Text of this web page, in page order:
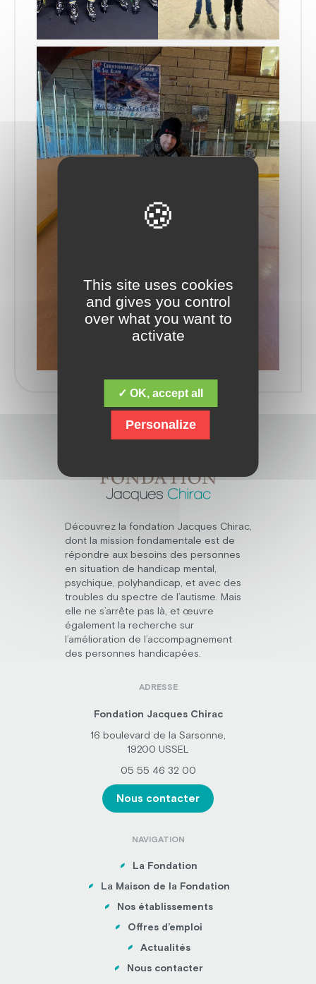
Découvrez la fondation Jacques Chirac,
dont la mission fondamentale est de
répondre aux besoins des personnes
en situation de handicap mental,
psychique, polyhandicap, et avec des
troubles du spectre de l’autisme. Mais
elle ne s’arrête pas là, et œuvre
également la recherche sur
l’amélioration de l’accompagnement
des personnes handicapées.
ADRESSE
Fondation Jacques Chirac
16 boulevard de la Sarsonne,
19200 USSEL
05 55 46 32 00
Nous contacter
NAVIGATION
La Fondation
La Maison de la Fondation
Nos établissements
Offres d’emploi
Actualités
Nous contacter
This site uses cookies
and gives you control
over what you want to
activate
✓ OK, accept all
Personalize